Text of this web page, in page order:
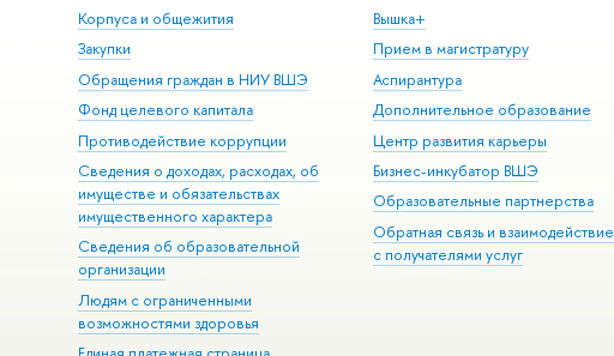
Корпуса и общежития
Закупки
Обращения граждан в НИУ ВШЭ
Фонд целевого капитала
Противодействие коррупции
Сведения о доходах, расходах, об
имуществе и обязательствах
имущественного характера
Сведения об образовательной
организации
Людям с ограниченными
возможностями здоровья
Вышка+
Прием в магистратуру
Аспирантура
Дополнительное образование
Центр развития карьеры
Бизнес-инкубатор ВШЭ
Образовательные партнерства
Обратная связь и взаимодействие
с получателями услуг